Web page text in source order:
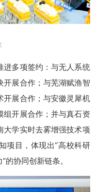
进多项签约：与无人系统
开展合作；与芜湖赋渔智
开展合作；与安徽灵犀机
组开展合作；并与真石资
大学实时去雾增强技术项
项目，体现出“高校科研
协同创新链条。